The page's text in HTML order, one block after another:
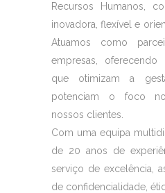
Recursos Humanos,
inovadora, flexível e
Atuamos como
empresas,
que otimizam a
potenciam o foco
nossos clientes.
Com uma equipa
de 20 anos de
serviço de excelência,
de confidencialidade,